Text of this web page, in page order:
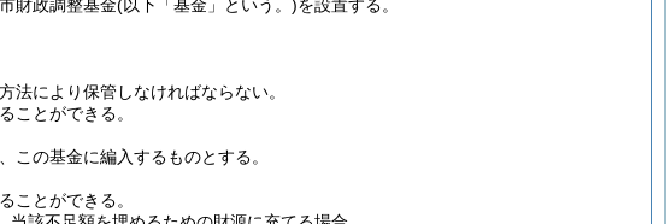
財政調整基金(以下「基金」という。)を設置する。
により保管しなければならない。
ことができる。
この基金に編入するものとする。
ことができる。